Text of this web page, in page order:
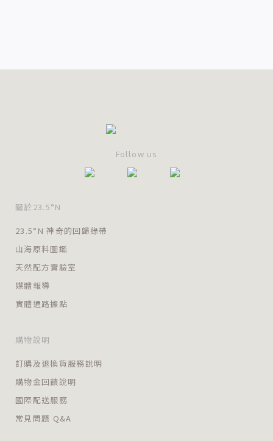
Follow us
關於23.5°N
23.5°N 神奇的回歸綠帶
山海原料圖鑑
天然配方實驗室
媒體報導
實體通路據點
購物說明
訂購及退換貨服務說明
購物金回饋說明
國際配送服務
常見問題 Q&A